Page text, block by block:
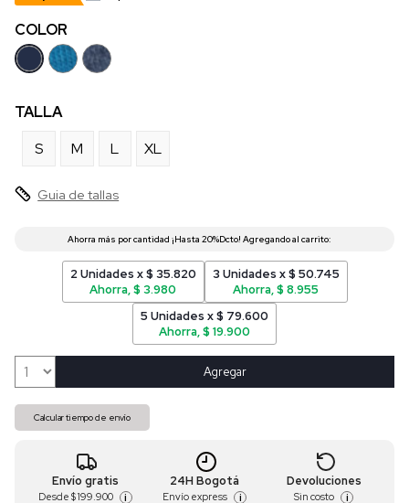
COLOR
TALLA
S
M L XL
Guia de tallas
2 Unidades x $ 35.820
Ahorra, $ 3.980
3 Unidades x $ 50.745
Ahorra, $ 8.955
5 Unidades x $ 79.600
Ahorra, $ 19.900
Agregar
Calcular tiempo de envío
Envío gratis
Desde $ 199.900 i
24H Bogotá
Envío express i
Devoluciones
Sin costo i